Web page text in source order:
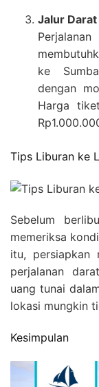
Jalur Darat
ke
dengan
Harga
Tips Liburan ke
Sebelum
memeriksa
itu, persiapkan
perjalanan
uang tunai
lokasi mungkin
Kesimpulan